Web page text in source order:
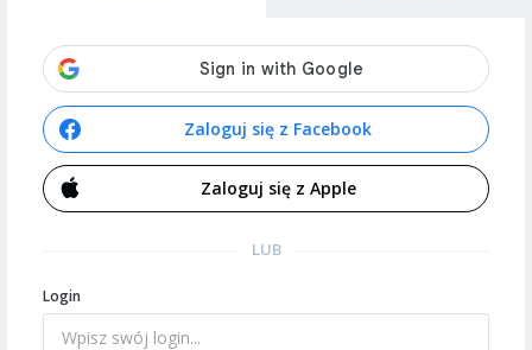
Zaloguj się z Facebook
Zaloguj się z Apple
LUB
Login